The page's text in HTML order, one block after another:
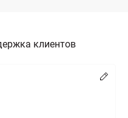
клиентов